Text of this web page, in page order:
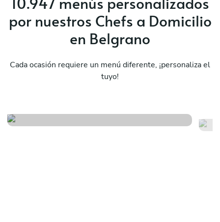
por nuestros Chefs a Domicilio
en Belgrano
Cada ocasión requiere un menú diferente, ¡personaliza el
tuyo!